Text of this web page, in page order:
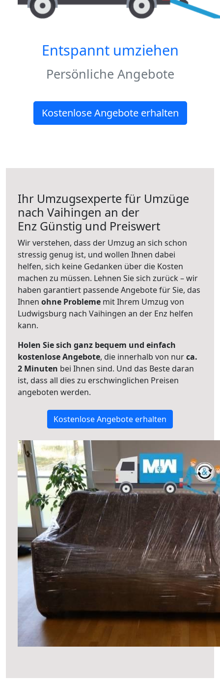
Entspannt umziehen
Persönliche Angebote
Kostenlose Angebote erhalten
Ihr Umzugsexperte für Umzüge
nach Vaihingen an der
Enz Günstig und Preiswert
Wir verstehen, dass der Umzug an sich schon
stressig genug ist, und wollen Ihnen dabei
helfen, sich keine Gedanken über die Kosten
machen zu müssen. Lehnen Sie sich zurück – wir
haben garantiert passende Angebote für Sie, das
Ihnen ohne Probleme mit Ihrem Umzug von
Ludwigsburg nach Vaihingen an der Enz helfen
kann.
Holen Sie sich ganz bequem und einfach
kostenlose Angebote, die innerhalb von nurca.
2 Minuten bei Ihnen sind. Und das Beste daran
ist, dass all dies zu erschwinglichen Preisen
angeboten werden.
Kostenlose Angebote erhalten